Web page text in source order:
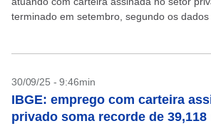
terminado em setembro, segundo os dados
30/09/25 - 9:46min
IBGE: emprego com carteira
privado soma recorde de